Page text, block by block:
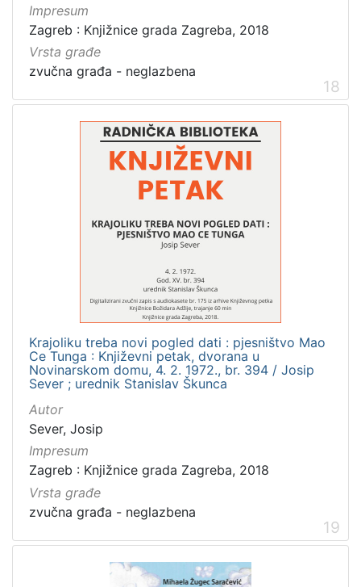
Impresum
Zagreb : Knjižnice grada Zagreba, 2018
Vrsta građe
zvučna građa - neglazbena
18
Krajoliku treba novi pogled dati : pjesništvo Mao
Ce Tunga : Književni petak, dvorana u
Novinarskom domu, 4. 2. 1972., br. 394 / Josip
Sever ; urednik Stanislav Škunca
Autor
Sever, Josip
Impresum
Zagreb : Knjižnice grada Zagreba, 2018
Vrsta građe
zvučna građa - neglazbena
19